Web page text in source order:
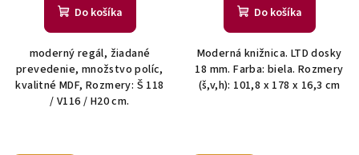
Do košíka
moderný regál, žiadané
prevedenie, množstvo políc,
kvalitné MDF, Rozmery: Š 118
/ V116 / H20 cm.
Do košíka
Moderná knižnica. LTD dosky
18 mm. Farba: biela. Rozmery
(š,v,h): 101,8 x 178 x 16,3 cm